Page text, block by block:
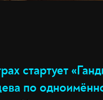
стартует
по